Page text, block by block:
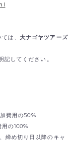
は、 大ナゴヤツアーズ
してください。
費用の50%
の100%
締め切り日以降のキャ